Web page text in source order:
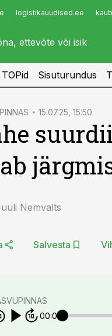
logistikauudised.ee
Infopank
TOPid Sisuturundus
15.07.25, 15:50
Nemvalts
Salvesta
00:00